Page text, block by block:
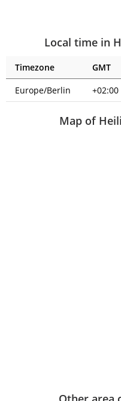
Local time in
Timezone GMT
Europe/Berlin
+02:00
Map of